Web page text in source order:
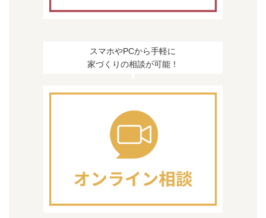
スマホやPCから手軽に
家づくりの相談が可能！